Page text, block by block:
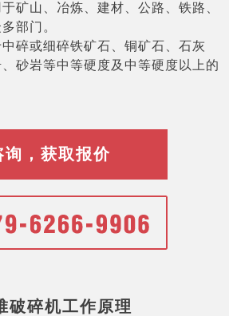
于矿山、冶炼、建材、公路、铁路、
部门。
中碎或细碎铁矿石、铜矿石、石灰
砂岩等中等硬度及中等硬度以上的
询，获取报价
破碎机工作原理